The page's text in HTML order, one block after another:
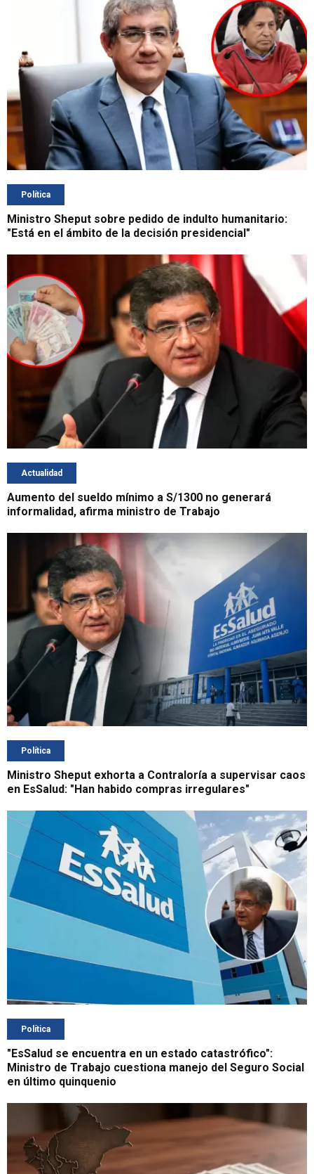
Política
Ministro Sheput sobre pedido de indulto humanitario:
"Está en el ámbito de la decisión presidencial"
Actualidad
Aumento del sueldo mínimo a S/1300 no generará
informalidad, afirma ministro de Trabajo
Política
Ministro Sheput exhorta a Contraloría a supervisar caos
en EsSalud: "Han habido compras irregulares"
Política
"EsSalud se encuentra en un estado catastrófico":
Ministro de Trabajo cuestiona manejo del Seguro Social
en último quinquenio